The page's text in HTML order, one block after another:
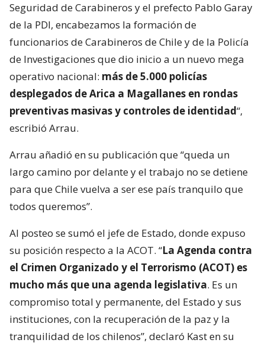
Seguridad de Carabineros y el prefecto Pablo Garay
de la PDI, encabezamos la formación de
funcionarios de Carabineros de Chile y de la Policía
de Investigaciones que dio inicio a un nuevo mega
operativo nacional: más de 5.000 policías
desplegados de Arica a Magallanes en rondas
preventivas masivas y controles de identidad“,
escribió Arrau.
Arrau añadió en su publicación que “queda un
largo camino por delante y el trabajo no se detiene
para que Chile vuelva a ser ese país tranquilo que
todos queremos”.
Al posteo se sumó el jefe de Estado, donde expuso
su posición respecto a la ACOT. “La Agenda contra
el Crimen Organizado y el Terrorismo (ACOT) es
mucho más que una agenda legislativa. Es un
compromiso total y permanente, del Estado y sus
instituciones, con la recuperación de la paz y la
tranquilidad de los chilenos”, declaró Kast en su